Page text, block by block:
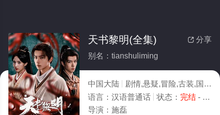
 分享
天书黎明(全集)
别名：tianshuliming
中国大陆 剧情,悬疑,冒险,古装,国产
语言： 汉语普通话 状态： 完结- 免费在线观看
导演： 施磊